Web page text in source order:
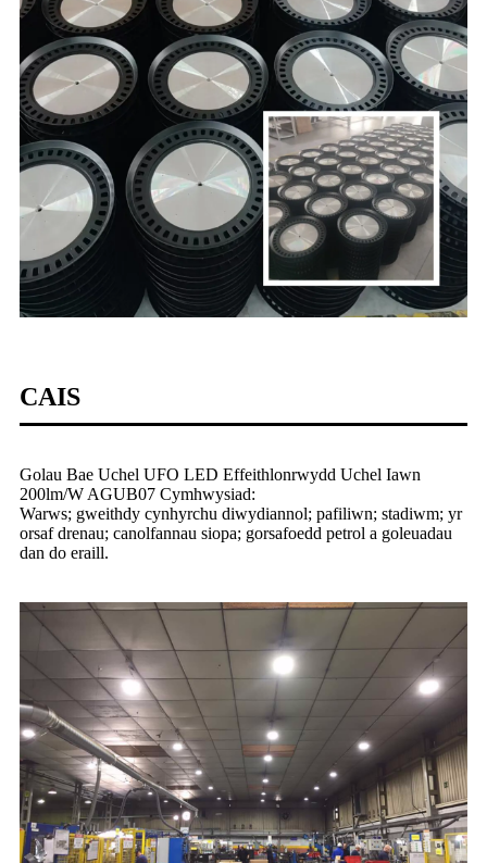
CAIS
Golau Bae Uchel UFO LED Effeithlonrwydd Uchel Iawn
200lm/W AGUB07 Cymhwysiad:
Warws; gweithdy cynhyrchu diwydiannol; pafiliwn; stadiwm; yr
orsaf drenau; canolfannau siopa; gorsafoedd petrol a goleuadau
dan do eraill.